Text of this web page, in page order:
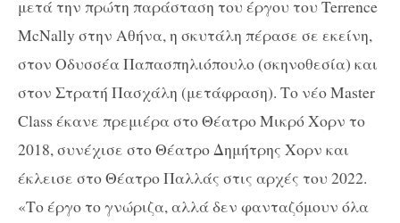
μετά την πρώτη παράσταση του έργου του Terrence
McNally στην Αθήνα, η σκυτάλη πέρασε σε εκείνη,
στον Οδυσσέα Παπασπηλιόπουλο (σκηνοθεσία) και
στον Στρατή Πασχάλη (μετάφραση). Το νέοMaster
Class έκανε πρεμιέρα στο Θέατρο Μικρό Χορν το
2018, συνέχισε στο Θέατρο Δημήτρης Χορν και
έκλεισε στο Θέατρο Παλλάς στις αρχές του 2022.
«Το έργο το γνώριζα, αλλά δεν φανταζόμουν όλα